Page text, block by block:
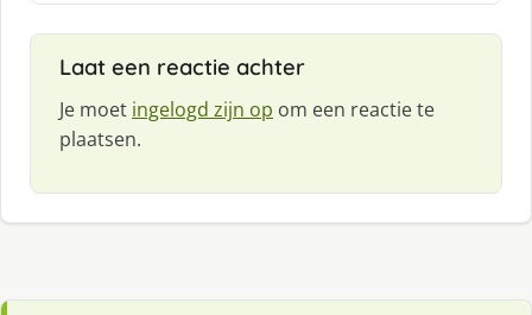
Laat een reactie achter
Je moet ingelogd zijn op om een reactie te
plaatsen.